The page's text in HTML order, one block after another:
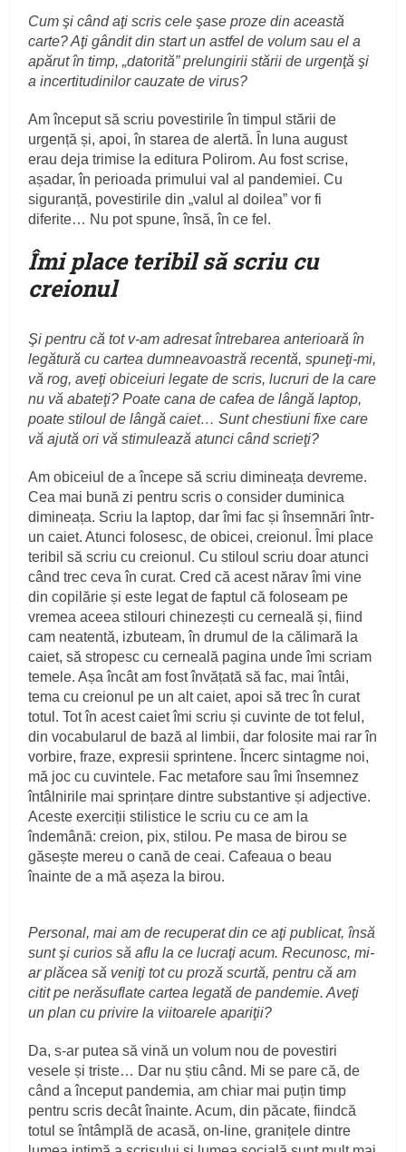
Cum şi când aţi scris cele şase proze din această
carte? Aţi gândit din start un astfel de volum sau el a
apărut în timp, „datorită” prelungirii stării de urgenţă şi
a incertitudinilor cauzate de virus?
Am început să scriu povestirile în timpul stării de
urgență și, apoi, în starea de alertă. În luna august
erau deja trimise la editura Polirom. Au fost scrise,
așadar, în perioada primului val al pandemiei. Cu
siguranță, povestirile din „valul al doilea” vor fi
diferite… Nu pot spune, însă, în ce fel.
Îmi place teribil să scriu cu
creionul
Şi pentru că tot v-am adresat întrebarea anterioară în
legătură cu cartea dumneavoastră recentă, spuneţi-mi,
vă rog, aveţi obiceiuri legate de scris, lucruri de la care
nu vă abateţi? Poate cana de cafea de lângă laptop,
poate stiloul de lângă caiet… Sunt chestiuni fixe care
vă ajută ori vă stimulează atunci când scrieţi?
Am obiceiul de a începe să scriu dimineața devreme.
Cea mai bună zi pentru scris o consider duminica
dimineața. Scriu la laptop, dar îmi fac și însemnări într-
un caiet. Atunci folosesc, de obicei, creionul. Îmi place
teribil să scriu cu creionul. Cu stiloul scriu doar atunci
când trec ceva în curat. Cred că acest nărav îmi vine
din copilărie și este legat de faptul că foloseam pe
vremea aceea stilouri chinezești cu cerneală și, fiind
cam neatentă, izbuteam, în drumul de la călimară la
caiet, să stropesc cu cerneală pagina unde îmi scriam
temele. Așa încât am fost învățată să fac, mai întâi,
tema cu creionul pe un alt caiet, apoi să trec în curat
totul. Tot în acest caiet îmi scriu și cuvinte de tot felul,
din vocabularul de bază al limbii, dar folosite mai rar în
vorbire, fraze, expresii sprintene. Încerc sintagme noi,
mă joc cu cuvintele. Fac metafore sau îmi însemnez
întâlnirile mai sprințare dintre substantive și adjective.
Aceste exerciții stilistice le scriu cu ce am la
îndemână: creion, pix, stilou. Pe masa de birou se
găsește mereu o cană de ceai. Cafeaua o beau
înainte de a mă așeza la birou.
Personal, mai am de recuperat din ce aţi publicat, însă
sunt şi curios să aflu la ce lucraţi acum. Recunosc, mi-
ar plăcea să veniţi tot cu proză scurtă, pentru că am
citit pe nerăsuflate cartea legată de pandemie. Aveţi
un plan cu privire la viitoarele apariţii?
Da, s-ar putea să vină un volum nou de povestiri
vesele și triste… Dar nu știu când. Mi se pare că, de
când a început pandemia, am chiar mai puțin timp
pentru scris decât înainte. Acum, din păcate, fiindcă
totul se întâmplă de acasă, on-line, granițele dintre